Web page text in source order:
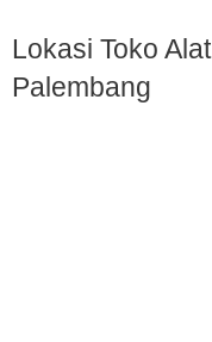
Lokasi Toko
Palembang